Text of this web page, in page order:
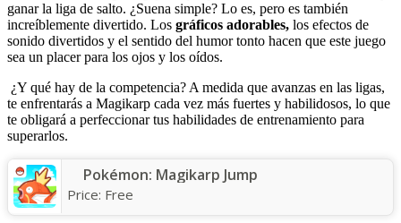
ganar la liga de salto. ¿Suena simple? Lo es, pero es también
increíblemente divertido. Los gráficos adorables, los efectos de
sonido divertidos y el sentido del humor tonto hacen que este juego
sea un placer para los ojos y los oídos.
¿Y qué hay de la competencia? A medida que avanzas en las ligas,
te enfrentarás a Magikarp cada vez más fuertes y habilidosos, lo que
te obligará a perfeccionar tus habilidades de entrenamiento para
superarlos.
Pokémon: Magikarp Jump
Price: Free